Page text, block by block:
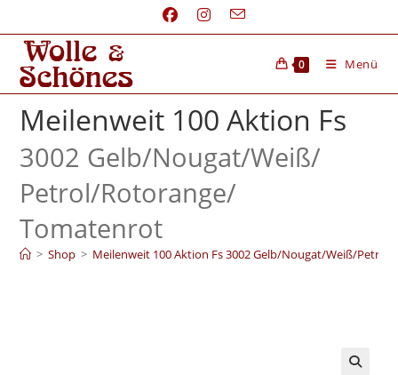
0 Menü
Meilenweit 100 Aktion Fs
3002 Gelb/Nougat/Weiß/
Petrol/Rotorange/
Tomatenrot
> Shop > Meilenweit 100 Aktion Fs 3002 Gelb/Nougat/Weiß/